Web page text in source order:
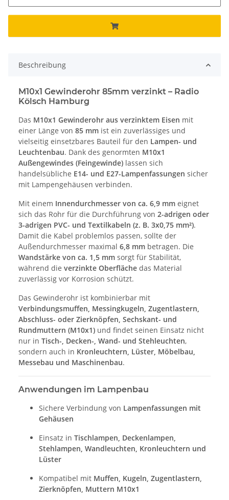
Beschreibung
M10x1 Gewinderohr 85mm verzinkt – Radio
Kölsch Hamburg
Das M10x1 Gewinderohr aus verzinktem Eisen mit
einer Länge von 85 mm ist ein zuverlässiges und
vielseitig einsetzbares Bauteil für den Lampen- und
Leuchtenbau. Dank des genormten M10x1
Außengewindes (Feingewinde) lassen sich
handelsübliche E14- und E27-Lampenfassungen sicher
mit Lampengehäusen verbinden.
Mit einem Innendurchmesser von ca. 6,9 mm eignet
sich das Rohr für die Durchführung von 2-adrigen oder
3-adrigen PVC- und Textilkabeln (z. B. 3x0,75 mm²).
Damit die Kabel problemlos passen, sollte der
Außendurchmesser maximal 6,8 mm betragen. Die
Wandstärke von ca. 1,5 mm sorgt für Stabilität,
während die verzinkte Oberfläche das Material
zuverlässig vor Korrosion schützt.
Das Gewinderohr ist kombinierbar mit
Verbindungsmuffen, Messingkugeln, Zugentlastern,
Abschluss- oder Zierknöpfen, Sechskant- und
Rundmuttern (M10x1) und findet seinen Einsatz nicht
nur in Tisch-, Decken-, Wand- und Stehleuchten,
sondern auch in Kronleuchtern, Lüster, Möbelbau,
Messebau und Maschinenbau.
Anwendungen im Lampenbau
Sichere Verbindung von Lampenfassungen mit
Gehäusen
Einsatz in Tischlampen, Deckenlampen,
Stehlampen, Wandleuchten, Kronleuchtern und
Lüster
Kompatibel mit Muffen, Kugeln, Zugentlastern,
Zierknöpfen, Muttern M10x1